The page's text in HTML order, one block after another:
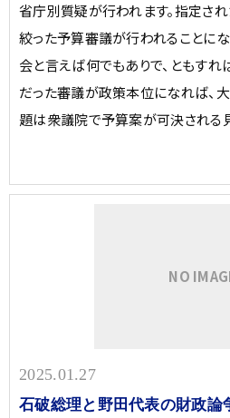
省庁別質疑が行われます。指定さ
絞った予算審議が行われることに
会と言えば何でもありで、ともすれ
だった審議が政策本位になれば、
題は衆議院で予算案が可決される
NO
2025.01.27
石破総理と野田代表の財政